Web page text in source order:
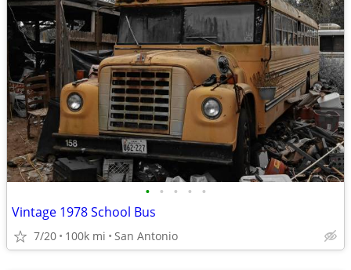
• • • • •
Vintage 1978 School Bus
7/20 100k mi San Antonio